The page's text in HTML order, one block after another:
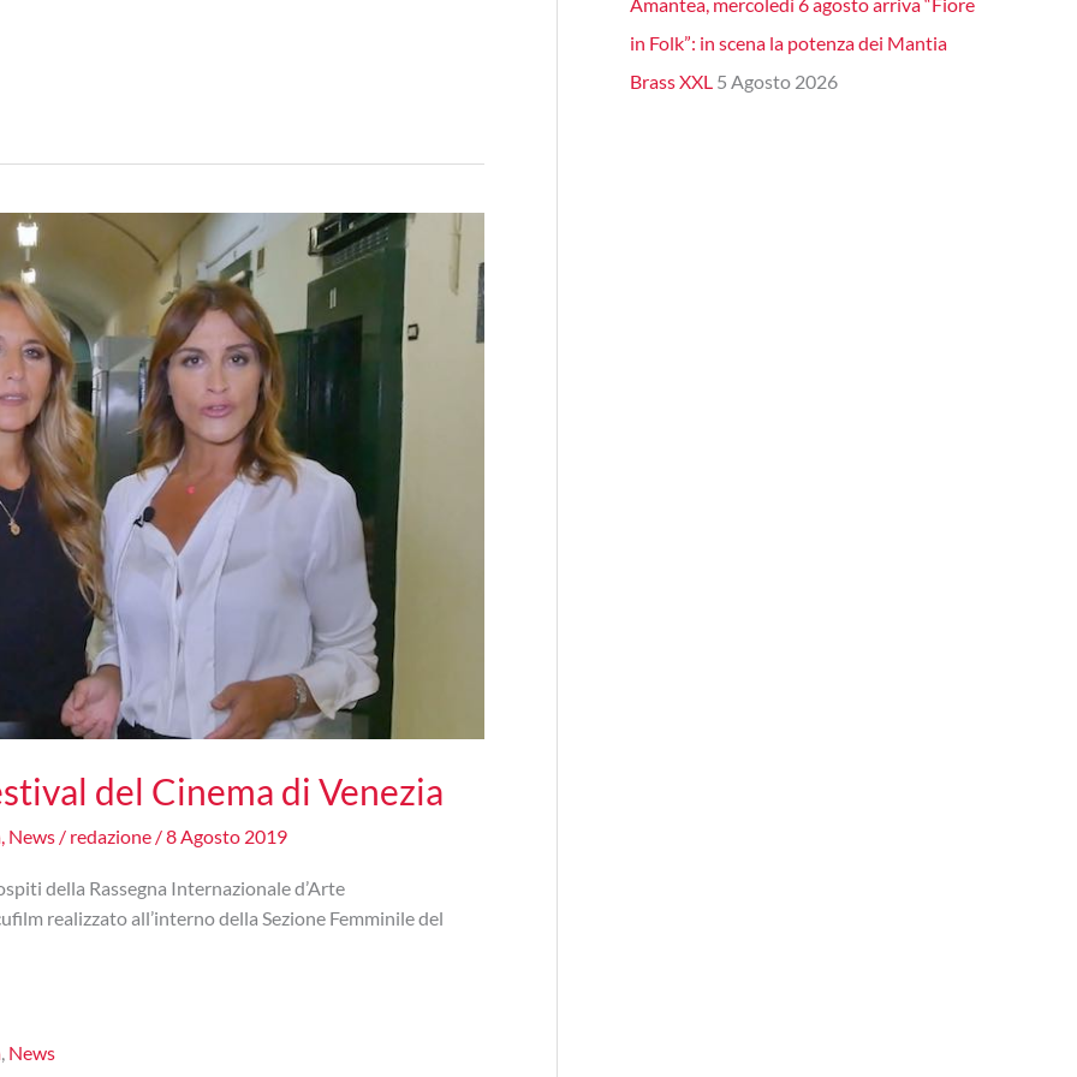
del Cinema di Venezia
, News / redazione /8 Agosto 2019
della Rassegna Internazionale d’Arte
realizzato all’interno della Sezione Femminile del
, News
in Folk”: in scena la potenza dei Mantia
Brass XXL 5 Agosto 2026